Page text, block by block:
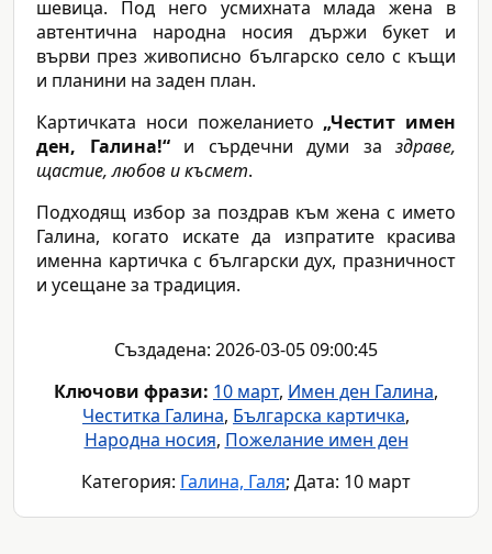
шевица. Под него усмихната млада жена в
автентична народна носия държи букет и
върви през живописно българско село с къщи
и планини на заден план.
Картичката носи пожеланието „Честит имен
ден, Галина!“и сърдечни думи за здраве,
щастие, любов и късмет.
Подходящ избор за поздрав към жена с името
Галина, когато искате да изпратите красива
именна картичка с български дух, празничност
и усещане за традиция.
Създадена: 2026-03-05 09:00:45
Ключови фрази: 10 март, Имен ден Галина,
Честитка Галина, Българска картичка,
Народна носия, Пожелание имен ден
Категория: Галина, Галя; Дата: 10 март